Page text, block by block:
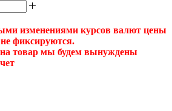
изменениями курсов валют цены
фиксируются.
товар мы будем вынуждены